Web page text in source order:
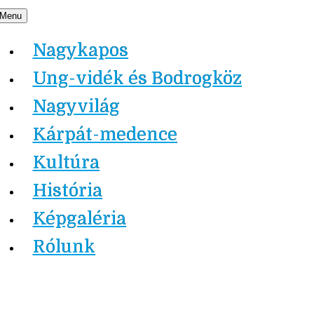
Skip
content
Nagykapos.ma
Nagykapos
Ung-vidék és Bodrogköz
Nagyvilág
Kárpát-medence
Kultúra
História
Képgaléria
Rólunk